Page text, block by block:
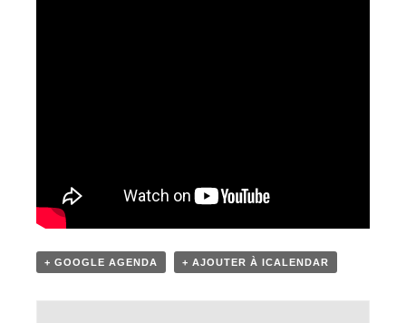
+ GOOGLE AGENDA + AJOUTER À ICALENDAR